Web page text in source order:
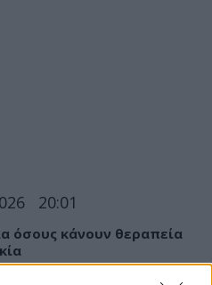
20:01
όσους κάνουν θεραπεία